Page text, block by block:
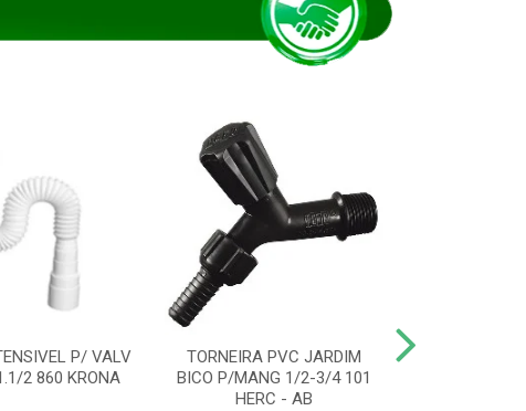
P/ VALV
2 860 KRONA
TORNEIRA PVC JARDIM
BICO P/MANG 1/2-3/4 101
HERC - AB